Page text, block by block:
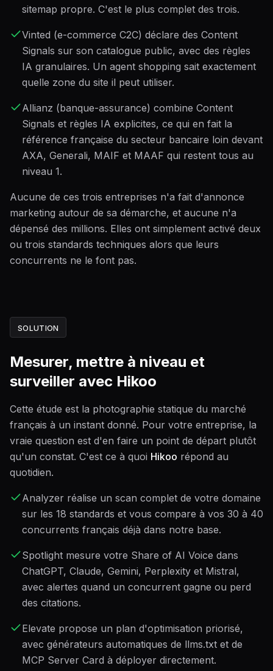
sitemap propre. C'est le plus complet des trois.
Vinted (e-commerce C2C) déclare des Content
Signals sur son catalogue public, avec des règles
IA granulaires. Un agent shopping sait exactement
quelle zone du site il peut utiliser.
Allianz (banque-assurance) combine Content
Signals et règles IA explicites, ce qui en fait la
référence française du secteur bancaire loin devant
AXA, Generali, MAIF et MAAF qui restent tous au
niveau 1.
Aucune de ces trois entreprises n'a fait d'annonce
marketing autour de sa démarche, et aucune n'a
dépensé des millions. Elles ont simplement activé deux
ou trois standards techniques alors que leurs
concurrents ne le font pas.
SOLUTION
Mesurer, mettre à niveau et
surveiller avec Hikoo
Cette étude est la photographie statique du marché
français à un instant donné. Pour votre entreprise, la
vraie question est d'en faire un point de départ plutôt
qu'un constat. C'est ce à quoi Hikoo répond au
quotidien.
Analyzer réalise un scan complet de votre domaine
sur les 18 standards et vous compare à vos 30 à 40
concurrents français déjà dans notre base.
Spotlight mesure votre Share of AI Voice dans
ChatGPT, Claude, Gemini, Perplexity et Mistral,
avec alertes quand un concurrent gagne ou perd
des citations.
Elevate propose un plan d'optimisation priorisé,
avec générateurs automatiques de llms.txt et de
MCP Server Card à déployer directement.